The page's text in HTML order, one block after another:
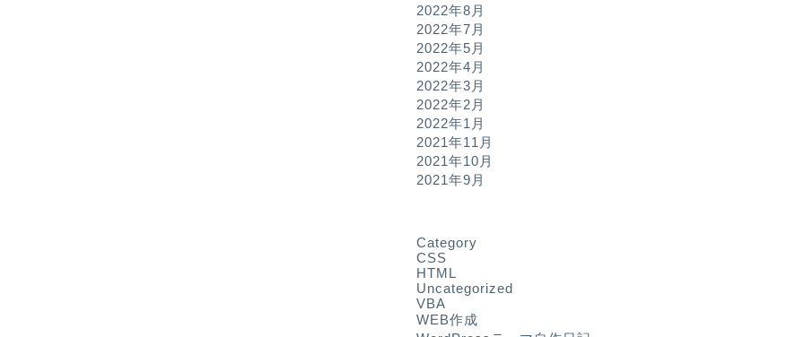
2022年8月
2022年7月
2022年5月
2022年4月
2022年3月
2022年2月
2022年1月
2021年11月
2021年10月
2021年9月
Category
CSS
HTML
Uncategorized
VBA
WEB作成